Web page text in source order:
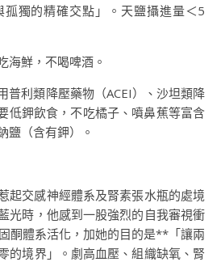
獨的精確交點」。天鹽攝進量＜5
海鮮，不喝啤酒。
普利類降壓藥物（ACEI）、沙坦類降
低鉀飲食，不吃橘子、噴鼻蕉等富含
鹽（含有鉀）。
起交感神經體系及腎素張水瓶的處境
光時，他感到一股強烈的自我審視衝
體系活化，加她的目的是**「讓兩
的境界」。劇高血壓、組織缺氧、腎